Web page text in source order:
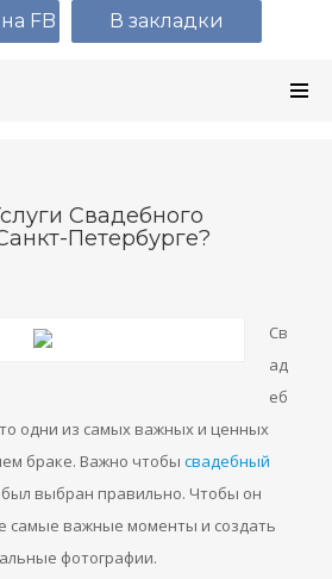
Свадебного
Петербурге?
Св
ад
еб
одни из самых важных и ценных
браке. Важно чтобы свадебный
выбран правильно. Чтобы он
самые важные моменты и создать
фотографии.
FB В закладки